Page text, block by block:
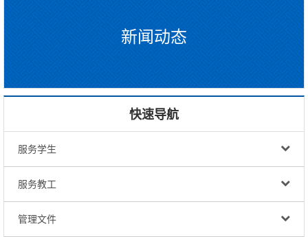
新闻动态
快速导航
服务学生
服务教工
管理文件